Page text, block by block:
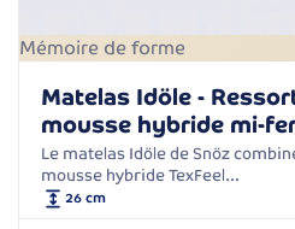
Mémoire de forme
Matelas Idöle -
mousse hybride mi-
Le matelas Idöle de Snöz
mousse hybride TexFeel…
26 cm